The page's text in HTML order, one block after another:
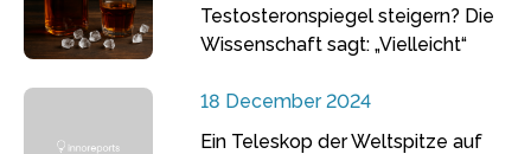
Testosteronspiegel steigern? Die
Wissenschaft sagt: „Vielleicht“
18 December 2024
Ein Teleskop der Weltspitze auf